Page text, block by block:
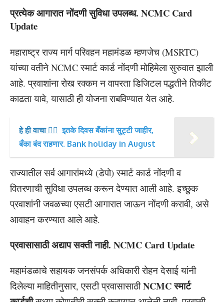
प्रत्येक आगारात नोंदणी सुविधा उपलब्ध. NCMC Card
Update
महाराष्ट्र राज्य मार्ग परिवहन महामंडळ म्हणजेच (MSRTC)
यांच्या वतीने NCMC स्मार्ट कार्ड नोंदणी मोहिमेला सुरुवात झाली
आहे. प्रवाशांना रोख रक्कम न वापरता डिजिटल पद्धतीने तिकीट
काढता यावे, यासाठी ही योजना राबविण्यात येत आहे.
हे ही वाचा 👉🏻 इतके दिवस बँकांना सुट्टी जाहीर,
बँका बंद राहणार. Bank holiday in August
राज्यातील सर्व आगारांमध्ये (डेपो) स्मार्ट कार्ड नोंदणी व
वितरणाची सुविधा उपलब्ध करून देण्यात आली आहे. इच्छुक
प्रवाशांनी जवळच्या एसटी आगारात जाऊन नोंदणी करावी, असे
आवाहन करण्यात आले आहे.
प्रवासासाठी अद्याप सक्ती नाही. NCMC Card Update
महामंडळाचे सहायक जनसंपर्क अधिकारी रोहन देसाई यांनी
दिलेल्या माहितीनुसार, एसटी प्रवासासाठीNCMC स्मार्ट